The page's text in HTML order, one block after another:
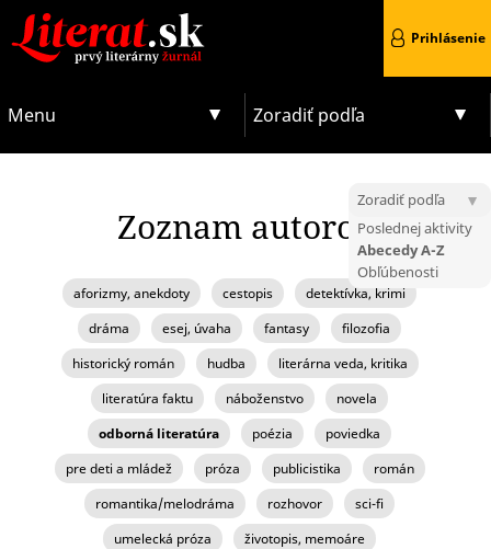
Menu Zoradiť podľa
Prihlásenie
Zoznam autorov
aforizmy, anekdoty cestopis
detektívka, krimi
dráma
esej, úvaha fantasy
filozofia
historický román
hudba
literárna veda, kritika
literatúra faktu
náboženstvo
novela
odborná literatúra
poézia
poviedka
pre deti a mládež
próza publicistika
román
romantika/melodráma
rozhovor
sci-fi
umelecká próza
životopis, memoáre
Zoradiť podľa
Poslednej aktivity
Abecedy A-Z
Obľúbenosti